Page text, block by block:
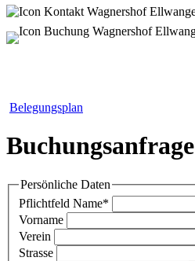
Belegungsplan
Buchungsanfrage
Persönliche Daten
Pflichtfeld Name*
Vorname
Verein
Strasse